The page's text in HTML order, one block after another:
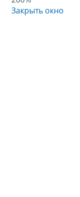
Закрыть окно